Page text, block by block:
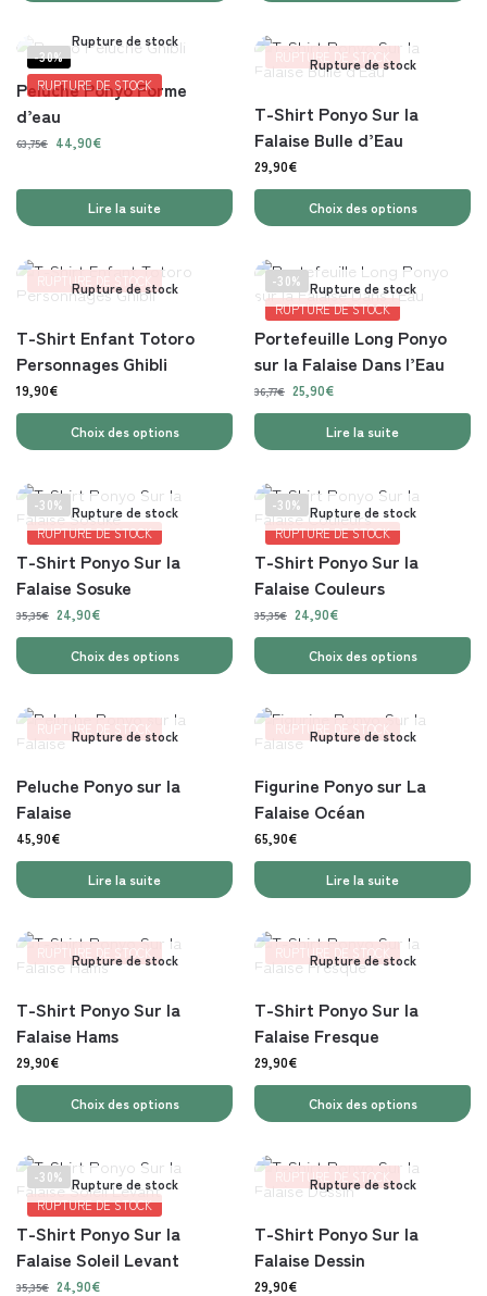
-30%
RUPTURE DE STOCK
Rupture de stock
Peluche Ponyo Forme
d’eau
63,75€ 44,90€
Lire la suite
RUPTURE DE STOCK
Rupture de stock
T-Shirt Ponyo Sur la
Falaise Bulle d’Eau
29,90€
Choix des options
RUPTURE DE STOCK
Rupture de stock
T-Shirt Enfant Totoro
Personnages Ghibli
19,90€
Choix des options
-30%
RUPTURE DE STOCK
Rupture de stock
Portefeuille Long Ponyo
sur la Falaise Dans l’Eau
36,77€ 25,90€
Lire la suite
-30%
RUPTURE DE STOCK
Rupture de stock
T-Shirt Ponyo Sur la
Falaise Sosuke
35,35€ 24,90€
Choix des options
-30%
RUPTURE DE STOCK
Rupture de stock
T-Shirt Ponyo Sur la
Falaise Couleurs
35,35€ 24,90€
Choix des options
RUPTURE DE STOCK
Rupture de stock
Peluche Ponyo sur la
Falaise
45,90€
Lire la suite
RUPTURE DE STOCK
Rupture de stock
Figurine Ponyo sur La
Falaise Océan
65,90€
Lire la suite
RUPTURE DE STOCK
Rupture de stock
T-Shirt Ponyo Sur la
Falaise Hams
29,90€
Choix des options
RUPTURE DE STOCK
Rupture de stock
T-Shirt Ponyo Sur la
Falaise Fresque
29,90€
Choix des options
-30%
RUPTURE DE STOCK
Rupture de stock
T-Shirt Ponyo Sur la
Falaise Soleil Levant
35,35€ 24,90€
RUPTURE DE STOCK
Rupture de stock
T-Shirt Ponyo Sur la
Falaise Dessin
29,90€